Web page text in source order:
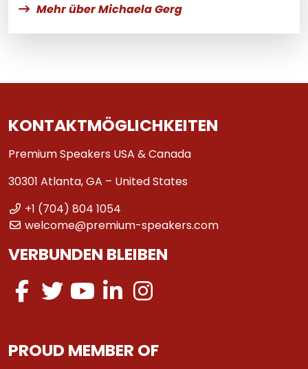
Mehr über Michaela Gerg
KONTAKTMÖGLICHKEITEN
Premium Speakers USA & Canada
30301 Atlanta, GA – United States
+1 (704) 804 1054
welcome@premium-speakers.com
VERBUNDEN BLEIBEN
PROUD MEMBER OF